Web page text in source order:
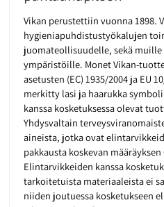
Vikan perustettiin vuonna 1898.
hygieniapuhdistustyökalujen
juomateollisuudelle, sekä
ympäristöille. Monet Vikan-
asetusten (EC) 1935/2004 ja EU
merkitty lasi ja haarukka
kanssa kosketuksessa olevat
Yhdysvaltain
aineista, jotka ovat
pakkausta koskevan määräyksen
Elintarvikkeiden kanssa
tarkoitetuista materiaaleista ei
niiden joutuessa kosketukseen